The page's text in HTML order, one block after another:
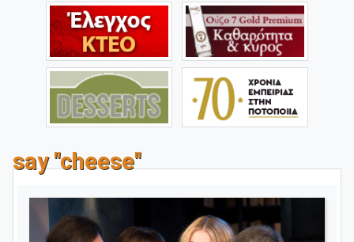
say "cheese"